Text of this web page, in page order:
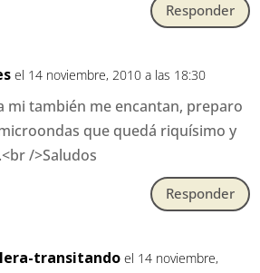
Responder
el 14 noviembre, 2010 a las 18:30
mi también me encantan, preparo
que quedá riquísimo y
/>Saludos
Responder
transitando el 14 noviembre,